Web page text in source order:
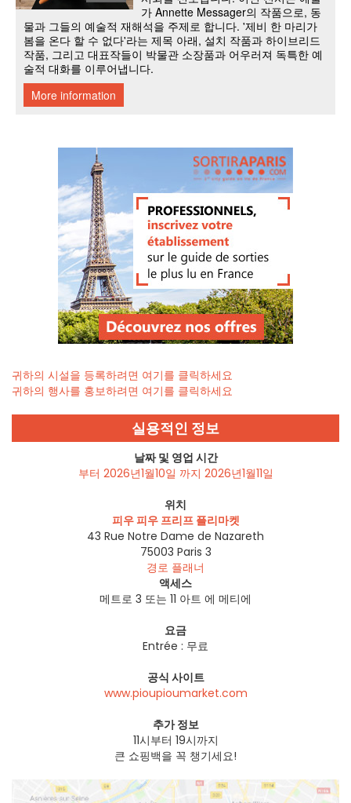
귀하의 시설을 등록하려면 여기를 클릭하세요
귀하의 행사를 홍보하려면 여기를 클릭하세요
실용적인 정보
날짜 및 영업 시간
부터 2026년1월10일 까지 2026년1월11일
위치
피우 피우 프리프 플리마켓
43 Rue Notre Dame de Nazareth
75003 Paris 3
경로 플래너
액세스
메트로 3 또는 11 아트 에 메티에
요금
Entrée : 무료
공식 사이트
www.pioupioumarket.com
추가 정보
11시부터 19시까지
큰 쇼핑백을 꼭 챙기세요!